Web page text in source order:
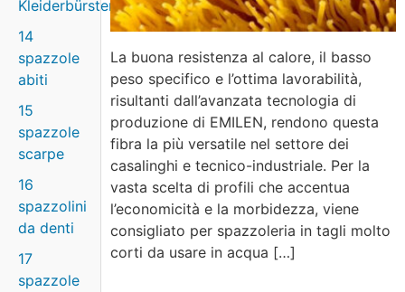
Kleiderbürsten
14
spazzole
abiti
15
spazzole
scarpe
16
spazzolini
da denti
17
spazzole
La buona resistenza al calore, il basso
peso specifico e l’ottima lavorabilità,
risultanti dall’avanzata tecnologia di
produzione di EMILEN, rendono questa
fibra la più versatile nel settore dei
casalinghi e tecnico-industriale. Per la
vasta scelta di profili che accentua
l’economicità e la morbidezza, viene
consigliato per spazzoleria in tagli molto
corti da usare in acqua […]